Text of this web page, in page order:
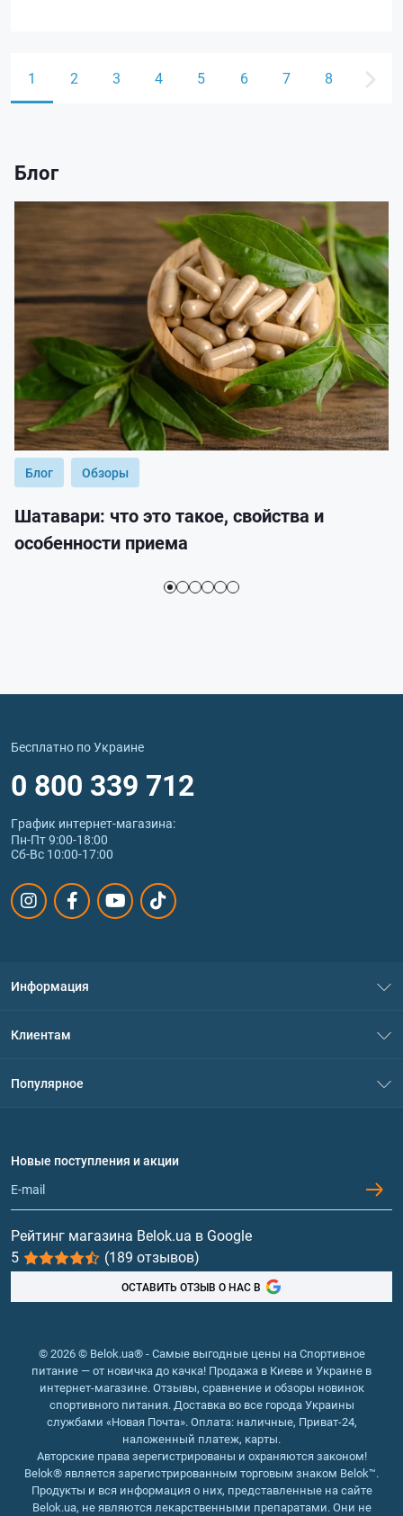
1 2 3 4 5 6 7 8
Блог
Блог Обзоры
Шатавари: что это такое, свойства и
особенности приема
Бесплатно по Украине
0 800 339 712
График интернет‑магазина:
Пн-Пт 9:00-18:00
Сб-Вс 10:00-17:00
Информация
Политика конфиденциальности
Обмен и возврат
Клиентам
Популярное
Протеин
Гейнеры
Витамины и минералы
Рыбий жир, жирные кислоты
Новые поступления и акции
Рейтинг магазина Belok.ua в Google
5
(189 отзывов)
ОСТАВИТЬ ОТЗЫВ О НАС В
© 2026 © Belok.ua® - Самые выгодные цены на Спортивное
питание — от новичка до качка! Продажа в Киеве и Украине в
интернет-магазине. Отзывы, сравнение и обзоры новинок
спортивного питания. Доставка во все города Украины
службами «Новая Почта». Оплата: наличные, Приват-24,
наложенный платеж, карты.
Авторские права зерегистрированы и охраняются законом!
Belok® является зарегистрированным торговым знаком Belok™.
Продукты и вся информация о них, представленные на сайте
Belok.ua, не являются лекарственными препаратами. Они не